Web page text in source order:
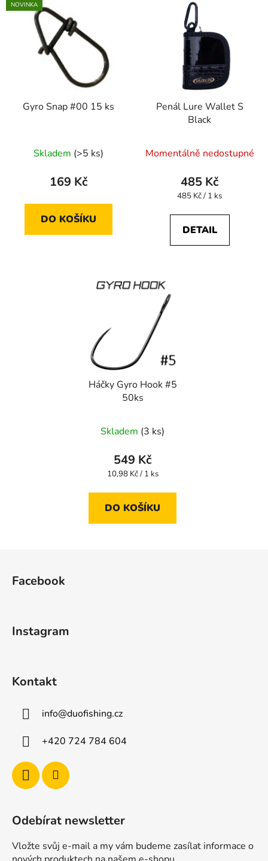
NOVINKA
Gyro Snap #00 15 ks
Skladem (>5 ks)
169 Kč
DO KOŠÍKU
Penál Lure Wallet S
Black
Momentálně nedostupné
485 Kč
Měrná
485 Kč / 1 ks
DETAIL
Háčky Gyro Hook #5
50ks
Skladem (3 ks)
549 Kč
Měrná
10,98 Kč / 1 ks
DO KOŠÍKU
Facebook
Instagram
Kontakt
info@duofishing.cz
+420 724 784 604
Odebírat newsletter
Vložte svůj e-mail a my vám budeme zasílat informace o